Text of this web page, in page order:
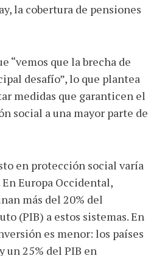
la cobertura de pensiones
“vemos que la brecha de
desafío”, lo que plantea
medidas que garanticen el
social a una mayor parte de
en protección social varía
Europa Occidental,
más del 20% del
(PIB) a estos sistemas. En
es menor: los países
un 25% del PIB en